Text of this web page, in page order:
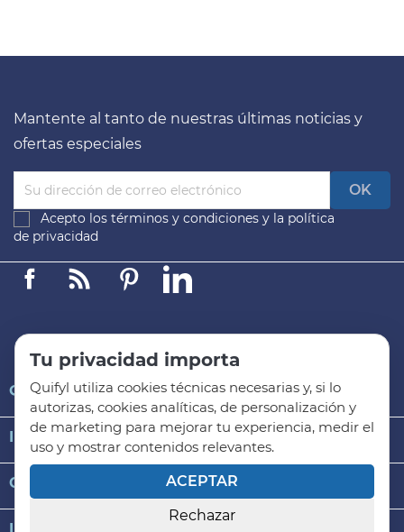
Mantente al tanto de nuestras últimas noticias y
ofertas especiales
Acepto los términos y condiciones y la política
de privacidad
FacebookLinkedinPinterest
QUIFYL
INFORMACIÓN GENERAL 
CATEGORÍAS DE PRODUCTO
Tu privacidad importa
Quifyl utiliza cookies técnicas necesarias y, si lo
autorizas, cookies analíticas, de personalización y
de marketing para mejorar tu experiencia, medir el
uso y mostrar contenidos relevantes.
ACEPTAR
Rechazar